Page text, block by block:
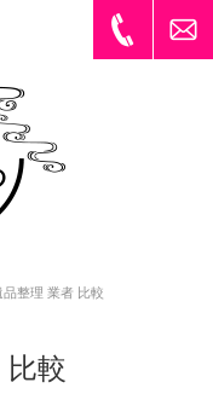
品整理 業者 比較
較